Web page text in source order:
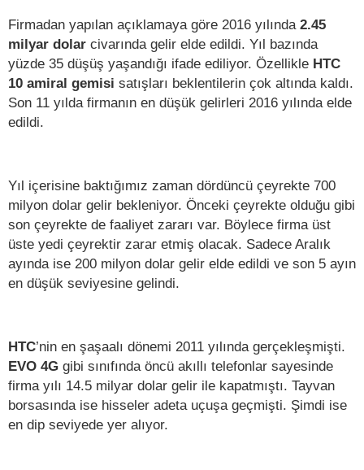
Firmadan yapılan açıklamaya göre 2016 yılında 2.45
milyar dolar civarında gelir elde edildi. Yıl bazında
yüzde 35 düşüş yaşandığı ifade ediliyor. Özellikle HTC
10 amiral gemisi satışları beklentilerin çok altında kaldı.
Son 11 yılda firmanın en düşük gelirleri 2016 yılında elde
edildi.
Yıl içerisine baktığımız zaman dördüncü çeyrekte 700
milyon dolar gelir bekleniyor. Önceki çeyrekte olduğu gibi
son çeyrekte de faaliyet zararı var. Böylece firma üst
üste yedi çeyrektir zarar etmiş olacak. Sadece Aralık
ayında ise 200 milyon dolar gelir elde edildi ve son 5 ayın
en düşük seviyesine gelindi.
HTC’nin en şaşaalı dönemi 2011 yılında gerçekleşmişti.
EVO 4G gibi sınıfında öncü akıllı telefonlar sayesinde
firma yılı 14.5 milyar dolar gelir ile kapatmıştı. Tayvan
borsasında ise hisseler adeta uçuşa geçmişti. Şimdi ise
en dip seviyede yer alıyor.